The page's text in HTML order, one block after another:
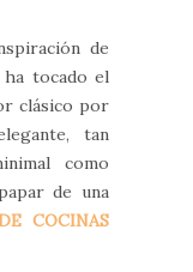
de
tocado el
clásico por
tan
como
de una
COCINAS